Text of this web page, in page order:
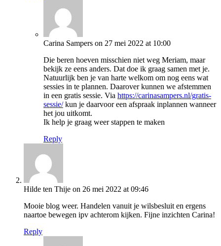
Carina Sampers on 27 mei 2022 at 10:00
Die beren hoeven misschien niet weg Meriam, maar
bekijk ze eens anders. Dat doe ik graag samen met je.
Natuurlijk ben je van harte welkom om nog eens wat
sessies in te plannen. Daarover kunnen we afstemmen
in een gratis sessie. Via https://carinasampers.nl/gratis-
sessie/kun je daarvoor een afspraak inplannen wanneer
het jou uitkomt.
Ik help je graag weer stappen te maken
Reply
Hilde ten Thije on 26 mei 2022 at 09:46
Mooie blog weer. Handelen vanuit je wilsbesluit en ergens
naartoe bewegen ipv achterom kijken. Fijne inzichten Carina!
Reply